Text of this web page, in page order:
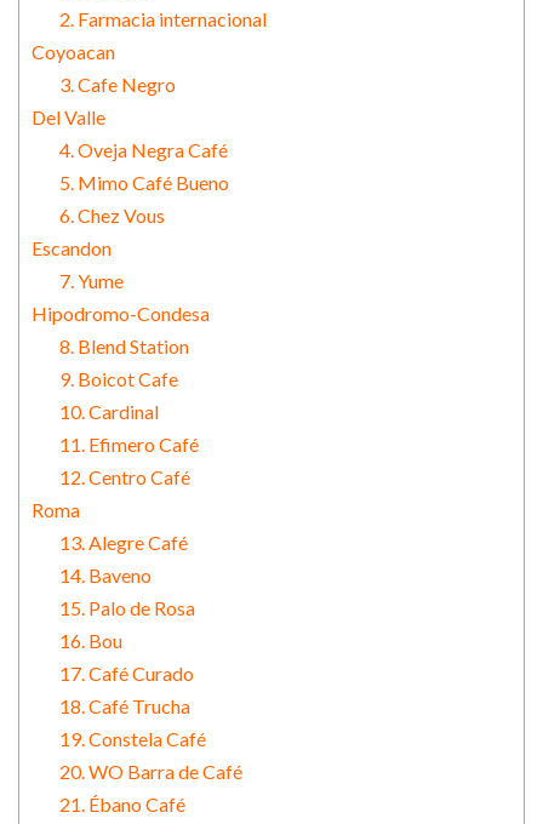
2. Farmacia internacional
Coyoacan
3. Cafe Negro
Del Valle
4. Oveja Negra Café
5. Mimo Café Bueno
6. Chez Vous
Escandon
7. Yume
Hipodromo-Condesa
8. Blend Station
9. Boicot Cafe
10. Cardinal
11. Efimero Café
12. Centro Café
Roma
13. Alegre Café
14. Baveno
15. Palo de Rosa
16. Bou
17. Café Curado
18. Café Trucha
19. Constela Café
20. WO Barra de Café
21. Ébano Café